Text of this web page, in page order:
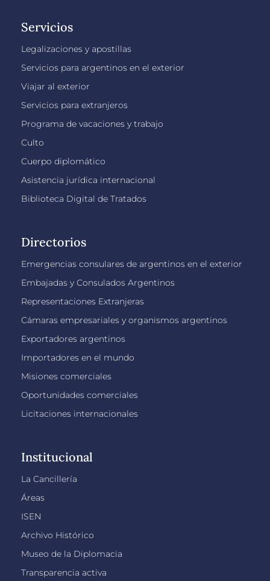
Servicios
Legalizaciones y apostillas
Servicios para argentinos en el exterior
Viajar al exterior
Servicios para extranjeros
Programa de vacaciones y trabajo
Culto
Cuerpo diplomático
Asistencia jurídica internacional
Biblioteca Digital de Tratados
Directorios
Emergencias consulares de argentinos en el exterior
Embajadas y Consulados Argentinos
Representaciones Extranjeras
Cámaras empresariales y organismos argentinos
Exportadores argentinos
Importadores en el mundo
Misiones comerciales
Oportunidades comerciales
Licitaciones internacionales
Institucional
La Cancillería
Áreas
ISEN
Archivo Histórico
Museo de la Diplomacia
Transparencia activa